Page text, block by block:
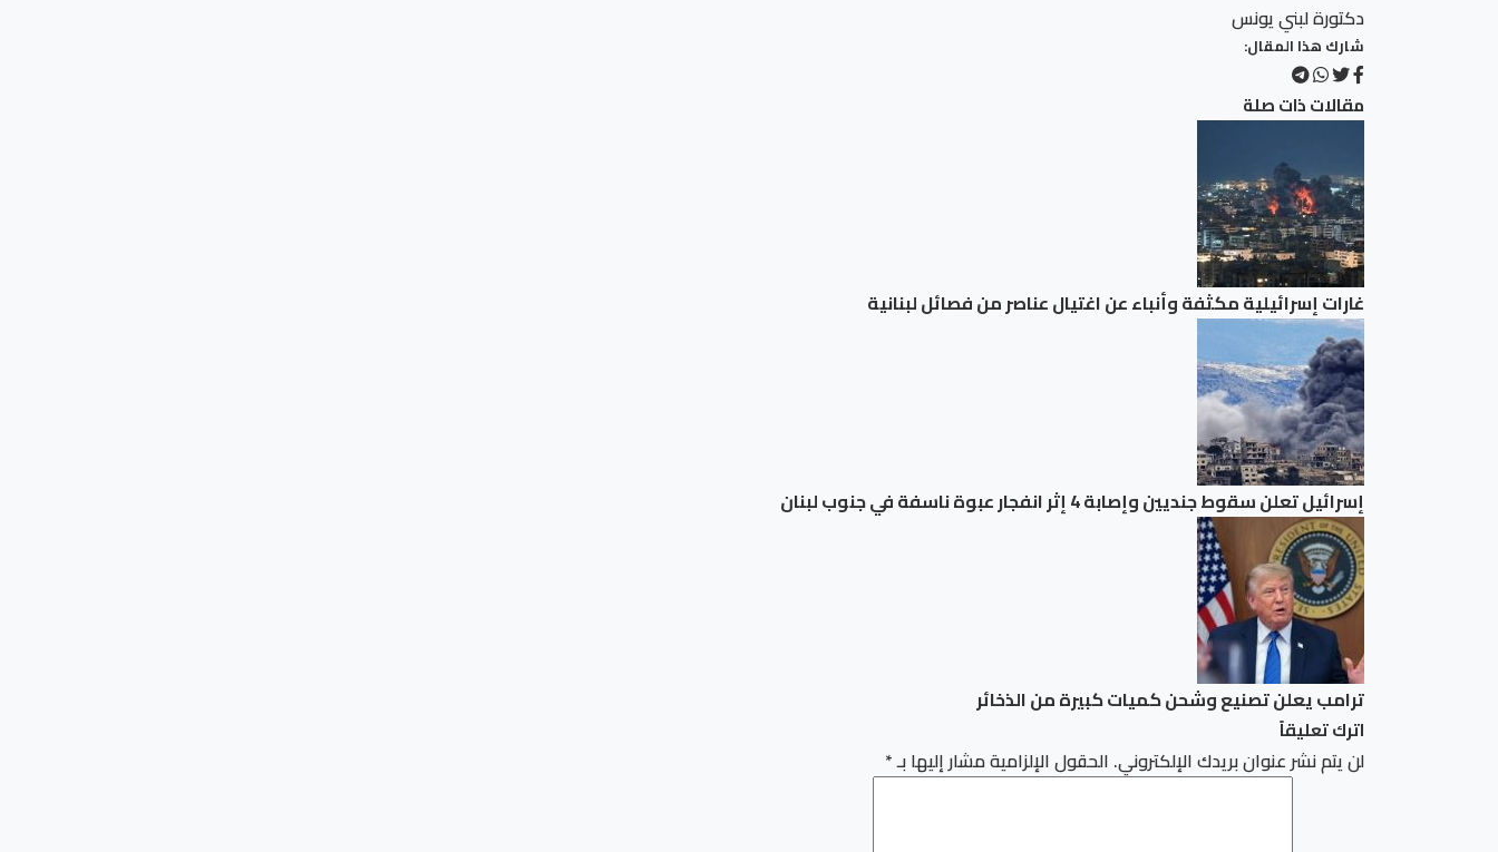
دكتورة لبني يونس
شارك هذا المقال:
مقالات ذات صلة
غارات إسرائيلية مكثفة وأنباء عن اغتيال عناصر من فصائل لبنانية
إسرائيل تعلن سقوط جنديين وإصابة 4 إثر انفجار عبوة ناسفة في جنوب لبنان
ترامب يعلن تصنيع وشحن كميات كبيرة من الذخائر
اترك تعليقاً
لن يتم نشر عنوان بريدك الإلكتروني. الحقول الإلزامية مشار إليها بـ*